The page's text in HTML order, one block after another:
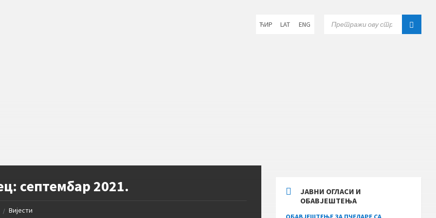
language:
ЋИР LAT ENG
септембар 2021.
/ Вијести
ЈАВНИ ОГЛАСИ И
ОБАВЈЕШТЕЊА